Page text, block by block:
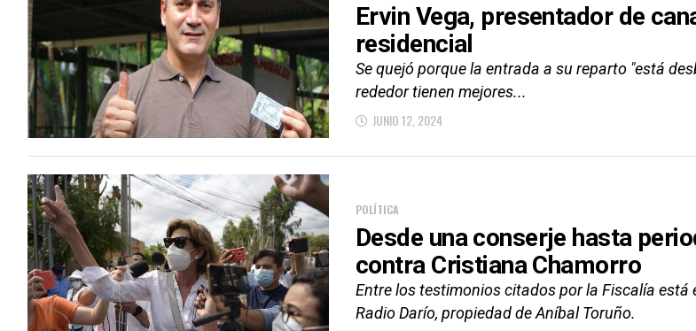
Ervin Vega, presentador de
residencial
Se quejó porque la entrada a su reparto "está
rededor tienen mejores...
JUNIO 12, 2024
POLÍTICA
Desde una conserje hasta
contra Cristiana Chamorro
Entre los testimonios citados por la Fiscalía
Radio Darío, propiedad de Aníbal Toruño.